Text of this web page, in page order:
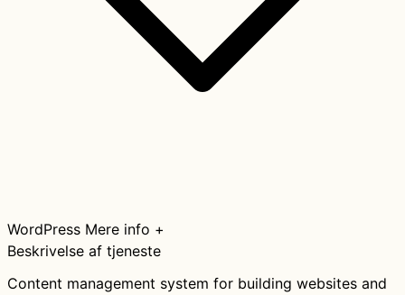
WordPress Mere info +
Beskrivelse af tjeneste
Content management system for building websites and